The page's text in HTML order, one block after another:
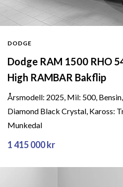
DODGE
Dodge RAM 1500 RHO
High RAMBAR Bakflip
Årsmodell: 2025, Mil: 500,
Diamond Black Crystal, Kaross:
Munkedal
1 415 000 kr